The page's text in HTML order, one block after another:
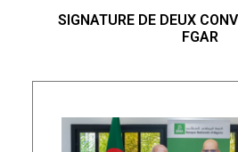
SIGNATURE DE DEUX
FGAR